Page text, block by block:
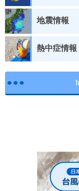
地震情報
熱中症情報